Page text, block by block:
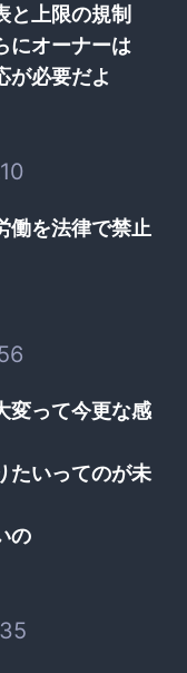
と上限の規制
にオーナーは
が必要だよ
働を法律で禁止
変って今更な感
たいってのが未
の